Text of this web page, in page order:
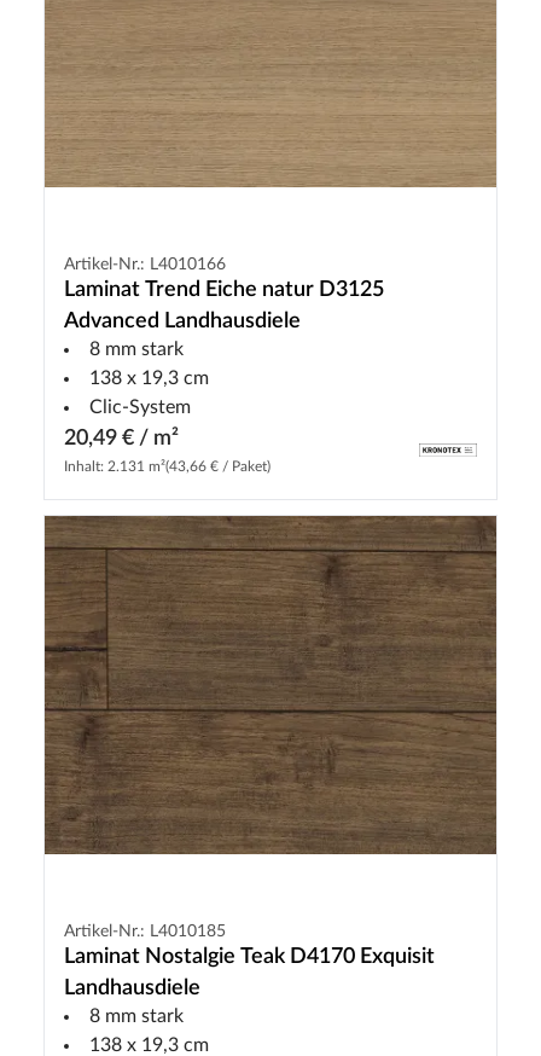
Artikel-Nr.: L4010166
Laminat Trend Eiche natur D3125
Advanced Landhausdiele
8 mm stark
138 x 19,3 cm
Clic-System
20,49 € / m²
Inhalt: 2.131 m²(43,66 € / Paket)
Artikel-Nr.: L4010185
Laminat Nostalgie Teak D4170 Exquisit
Landhausdiele
8 mm stark
138 x 19,3 cm